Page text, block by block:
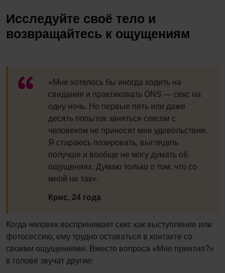
Исследуйте своё тело и
возвращайтесь к ощущениям
«Мне хотелось бы иногда ходить на
свидания и практиковать ONS — секс на
одну ночь. Но первые пять или даже
десять попыток заняться сексом с
человеком не приносят мне удовольствия.
Я стараюсь позировать, выглядеть
получше и вообще не могу думать об
ощущениях. Думаю только о том, что со
мной не так».
Крис, 24 года
Когда человек воспринимает секс как выступление или
фотосессию, ему трудно оставаться в контакте со
своими ощущениями. Вместо вопроса «Мне приятно?»
в голове звучат другие: